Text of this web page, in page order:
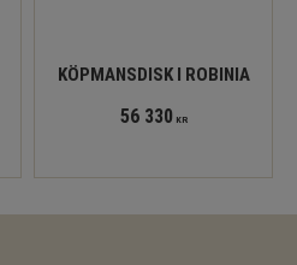
KÖPMANSDISK I ROBINIA
56 330KR